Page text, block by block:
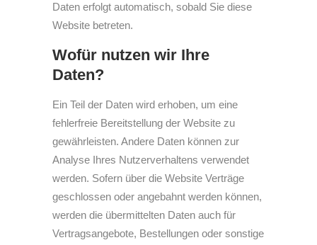
Daten erfolgt automatisch, sobald Sie diese
Website betreten.
Wofür nutzen wir Ihre
Daten?
Ein Teil der Daten wird erhoben, um eine
fehlerfreie Bereitstellung der Website zu
gewährleisten. Andere Daten können zur
Analyse Ihres Nutzerverhaltens verwendet
werden. Sofern über die Website Verträge
geschlossen oder angebahnt werden können,
werden die übermittelten Daten auch für
Vertragsangebote, Bestellungen oder sonstige